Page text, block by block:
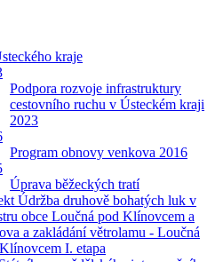
kraje
Podpora rozvoje infrastruktury
cestovního ruchu v Ústeckém kraji
2023
Program obnovy venkova 2016
Úprava běžeckých tratí
Údržba druhově bohatých luk v
obce Loučná pod Klínovcem a
a zakládání větrolamu - Loučná
I. etapa